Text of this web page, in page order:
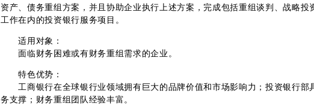
资产、债务重组方案，并且协助企业执行上述方案，完成包括重组谈判、战略投
工作在内的投资银行服务项目。
适用对象：
面临财务困难或有财务重组需求的企业。
特色优势：
工商银行在全球银行业领域拥有巨大的品牌价值和市场影响力；投资银行部
务支撑；财务重组团队经验丰富。